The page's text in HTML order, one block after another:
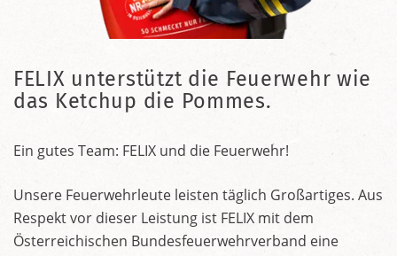
FELIX unterstützt die Feuerwehr wie
das Ketchup die Pommes.
Ein gutes Team: FELIX und die Feuerwehr!
Unsere Feuerwehrleute leisten täglich Großartiges. Aus
Respekt vor dieser Leistung ist FELIX mit dem
Österreichischen Bundesfeuerwehrverband eine